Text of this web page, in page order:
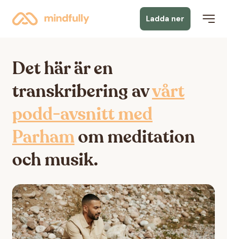
Ladda ner
Det här är en
transkribering avvårt
podd-avsnitt med
Parham om meditation
och musik.